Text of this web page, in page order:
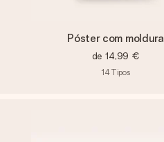
Póster com moldura
de 14,99 €
14Tipos